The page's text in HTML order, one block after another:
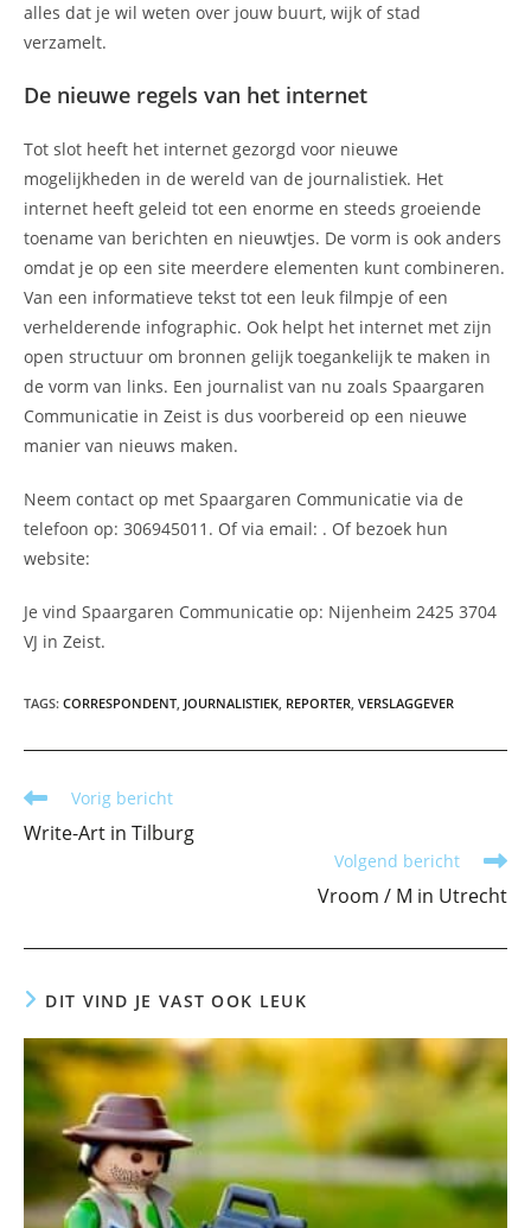
alles dat je wil weten over jouw buurt, wijk of stad
verzamelt.
De nieuwe regels van het internet
Tot slot heeft het internet gezorgd voor nieuwe
mogelijkheden in de wereld van de journalistiek. Het
internet heeft geleid tot een enorme en steeds groeiende
toename van berichten en nieuwtjes. De vorm is ook anders
omdat je op een site meerdere elementen kunt combineren.
Van een informatieve tekst tot een leuk filmpje of een
verhelderende infographic. Ook helpt het internet met zijn
open structuur om bronnen gelijk toegankelijk te maken in
de vorm van links. Een journalist van nu zoals Spaargaren
Communicatie in Zeist is dus voorbereid op een nieuwe
manier van nieuws maken.
Neem contact op met Spaargaren Communicatie via de
telefoon op: 306945011. Of via email: . Of bezoek hun
website:
Je vind Spaargaren Communicatie op: Nijenheim 2425 3704
VJ in Zeist.
TAGS: CORRESPONDENT, JOURNALISTIEK, REPORTER, VERSLAGGEVER
Lees
artikelen
Vorig bericht
Write-Art in Tilburg
Volgend bericht
Vroom / M in Utrecht
DIT VIND JE VAST OOK LEUK